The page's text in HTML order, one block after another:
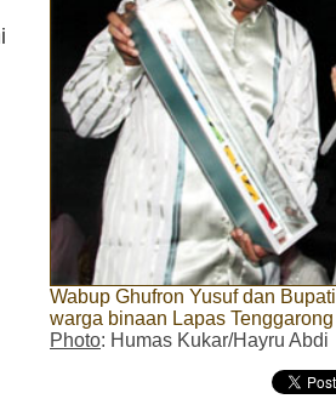
Wabup Ghufron Yusuf dan
warga binaan Lapas Tenggarong
Photo: Humas Kukar/Hayru Abdi